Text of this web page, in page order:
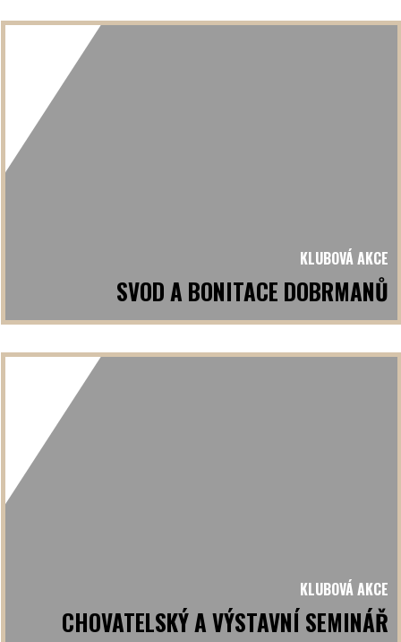
KLUBOVÁ AKCE
SVOD A BONITACE DOBRMANŮ
KLUBOVÁ AKCE
CHOVATELSKÝ A VÝSTAVNÍ SEMINÁŘ